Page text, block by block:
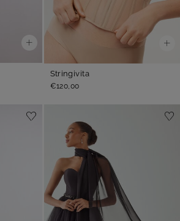
Stringivita
€120,00